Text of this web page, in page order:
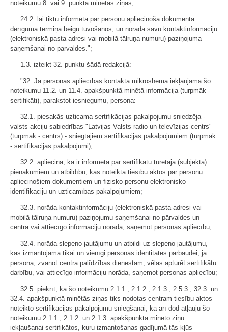
noteikumu 8. vai 9. punktā minētās ziņas;
24.2. lai tiktu informēta par personu apliecinoša dokumenta
derīguma termiņa beigu tuvošanos, un norāda savu kontaktinformāciju
(elektroniskā pasta adresi vai mobilā tālruņa numuru) paziņojuma
saņemšanai no pārvaldes.";
1.3. izteikt 32. punktu šādā redakcijā:
"32. Ja personas apliecības kontakta mikroshēmā iekļaujama šo
noteikumu 11.2. un 11.4. apakšpunktā minētā informācija (turpmāk -
sertifikāti), parakstot iesniegumu, persona:
32.1. piesakās uzticama sertifikācijas pakalpojumu sniedzēja -
valsts akciju sabiedrības "Latvijas Valsts radio un televīzijas centrs"
(turpmāk - centrs) - sniegtajiem sertifikācijas pakalpojumiem (turpmāk
- sertifikācijas pakalpojumi);
32.2. apliecina, ka ir informēta par sertifikātu turētāja (subjekta)
pienākumiem un atbildību, kas noteikta tiesību aktos par personu
apliecinošiem dokumentiem un fizisko personu elektronisko
identifikāciju un uzticamības pakalpojumiem;
32.3. norāda kontaktinformāciju (elektroniskā pasta adresi vai
mobilā tālruņa numuru) paziņojumu saņemšanai no pārvaldes un
centra vai attiecīgo informāciju norāda, saņemot personas apliecību;
32.4. norāda slepeno jautājumu un atbildi uz slepeno jautājumu,
kas izmantojama tikai un vienīgi personas identitātes pārbaudei, ja
persona, zvanot centra palīdzības dienestam, vēlas apturēt sertifikātu
darbību, vai attiecīgo informāciju norāda, saņemot personas apliecību;
32.5. piekrīt, ka šo noteikumu 2.1.1., 2.1.2., 2.1.3., 2.5.3., 32.3. un
32.4. apakšpunktā minētās ziņas tiks nodotas centram tiesību aktos
noteikto sertifikācijas pakalpojumu sniegšanai, kā arī dod atļauju šo
noteikumu 2.1.1., 2.1.2. un 2.1.3. apakšpunktā minēto ziņu
iekļaušanai sertifikātos, kuru izmantošanas gadījumā tās kļūs